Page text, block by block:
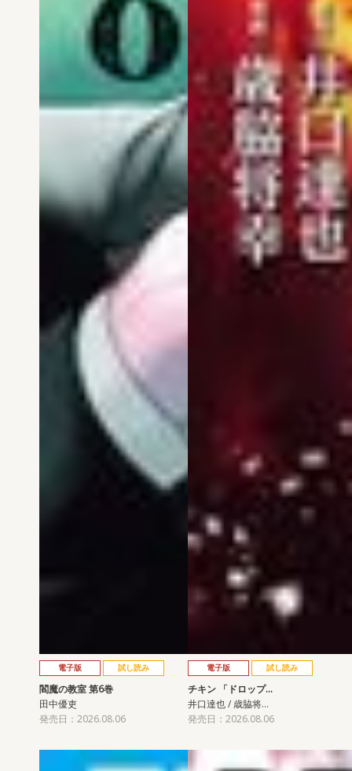
電子版 試し読み
閻魔の教室 第6巻
田中優吏
発売日：2026.08.06
電子版 試し読み
チキン 「ドロップ…
井口達也 / 歳脇将…
発売日：2026.08.06